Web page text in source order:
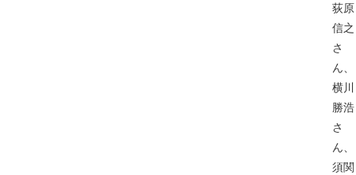
荻原
信之
さ
ん、
横川
勝浩
さ
ん、
須関